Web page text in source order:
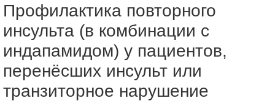
Профилактика повторного
инсульта (в комбинации с
индапамидом) у пациентов,
перенёсших инсульт или
транзиторное нарушение